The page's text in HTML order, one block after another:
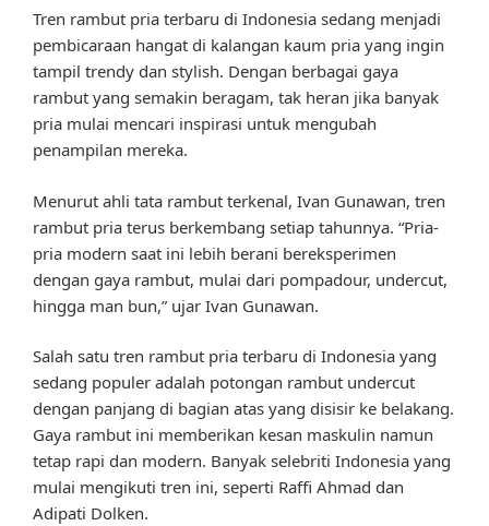
Tren rambut pria terbaru di Indonesia sedang menjadi
pembicaraan hangat di kalangan kaum pria yang ingin
tampil trendy dan stylish. Dengan berbagai gaya
rambut yang semakin beragam, tak heran jika banyak
pria mulai mencari inspirasi untuk mengubah
penampilan mereka.
Menurut ahli tata rambut terkenal, Ivan Gunawan, tren
rambut pria terus berkembang setiap tahunnya. “Pria-
pria modern saat ini lebih berani bereksperimen
dengan gaya rambut, mulai dari pompadour, undercut,
hingga man bun,” ujar Ivan Gunawan.
Salah satu tren rambut pria terbaru di Indonesia yang
sedang populer adalah potongan rambut undercut
dengan panjang di bagian atas yang disisir ke belakang.
Gaya rambut ini memberikan kesan maskulin namun
tetap rapi dan modern. Banyak selebriti Indonesia yang
mulai mengikuti tren ini, seperti Raffi Ahmad dan
Adipati Dolken.